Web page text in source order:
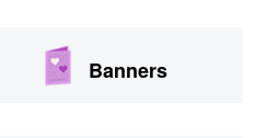
Banners